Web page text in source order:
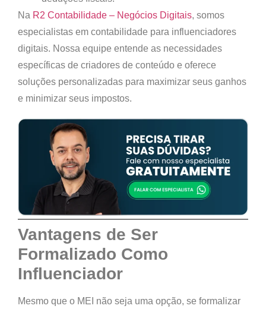
Na R2 Contabilidade – Negócios Digitais, somos
especialistas em contabilidade para influenciadores
digitais. Nossa equipe entende as necessidades
específicas de criadores de conteúdo e oferece
soluções personalizadas para maximizar seus ganhos
e minimizar seus impostos.
Vantagens de Ser
Formalizado Como
Influenciador
Mesmo que o MEI não seja uma opção, se formalizar